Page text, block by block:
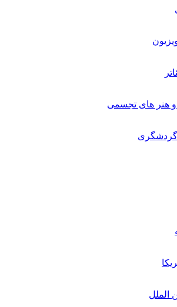
هنر های تجسمی
گردشگری
الملل